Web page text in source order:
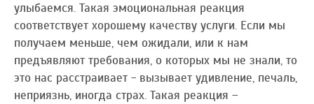
улыбаемся. Такая эмоциональная реакция
соответствует хорошему качеству услуги. Если мы
получаем меньше, чем ожидали, или к нам
предъявляют требования, о которых мы не знали, то
это нас расстраивает - вызывает удивление, печаль,
неприязнь, иногда страх. Такая реакция –